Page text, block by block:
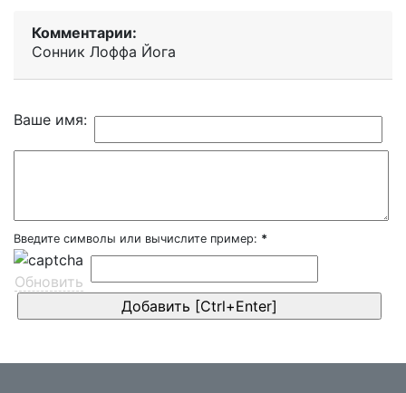
Комментарии:
Сонник Лоффа Йога
Ваше имя:
Введите символы или вычислите пример: *
Обновить